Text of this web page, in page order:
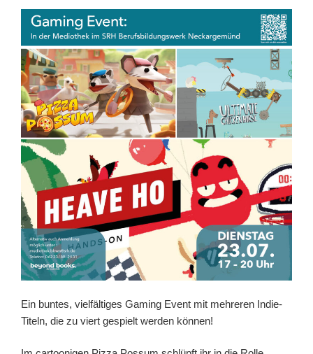
Ein buntes, vielfältiges Gaming Event mit mehreren Indie-
Titeln, die zu viert gespielt werden können!